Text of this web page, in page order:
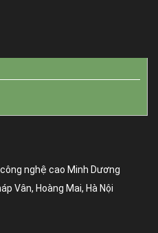
nghệ cao Minh Dương
Vân, Hoàng Mai, Hà Nội